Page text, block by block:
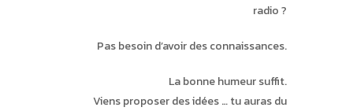
radio ?
Pas besoin d’avoir des connaissances.
La bonne humeur suffit.
Viens proposer des idées … tu auras du